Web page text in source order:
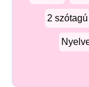
2 szótagú